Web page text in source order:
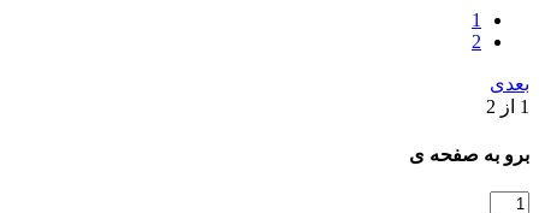
1
2
بعدی
1 از 2
برو به صفحه ی